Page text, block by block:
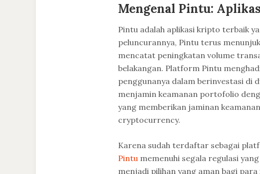
Mengenal Pintu:
Pintu adalah aplikasi kripto terbaik
peluncurannya, Pintu terus
mencatat peningkatan volume
belakangan. Platform Pintu
penggunanya dalam berinvestasi di
menjamin keamanan portofolio
yang memberikan jaminan
cryptocurrency.
Karena sudah terdaftar sebagai
Pintu memenuhi segala regulasi
menjadi pilihan yang aman bagi